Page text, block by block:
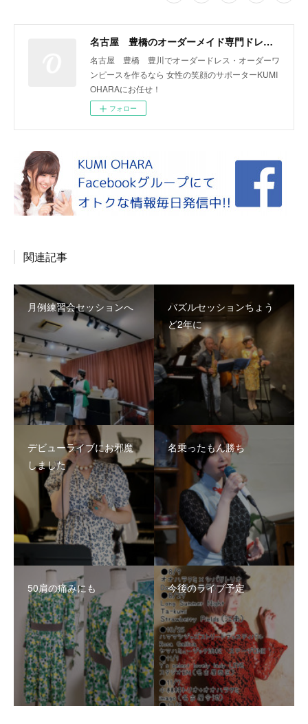
名古屋 豊橋のオーダーメイド専門ドレスデザイナー KUMI OHARA
名古屋 豊橋 豊川でオーダードレス・オーダーワ
ンピースを作るなら 女性の笑顔のサポーターKUMI
OHARAにお任せ！
フォロー
関連記事
月例練習会セッションへ
バズルセッションちょう
ど2年に
デビューライブにお邪魔
しました
名乗ったもん勝ち
50肩の痛みにも 今後のライブ予定